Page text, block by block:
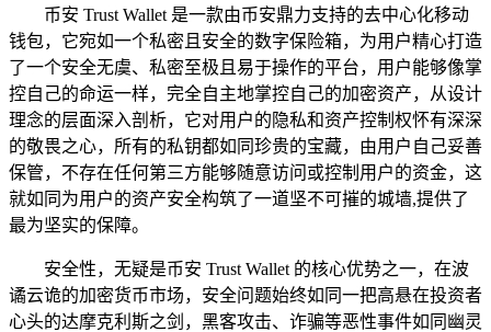
币安 Trust Wallet 是一款由币安鼎力支持的去中心化移动
钱包，它宛如一个私密且安全的数字保险箱，为用户精心打造
了一个安全无虞、私密至极且易于操作的平台，用户能够像掌
控自己的命运一样，完全自主地掌控自己的加密资产，从设计
理念的层面深入剖析，它对用户的隐私和资产控制权怀有深深
的敬畏之心，所有的私钥都如同珍贵的宝藏，由用户自己妥善
保管，不存在任何第三方能够随意访问或控制用户的资金，这
就如同为用户的资产安全构筑了一道坚不可摧的城墙,提供了
最为坚实的保障。
安全性，无疑是币安 Trust Wallet 的核心优势之一，在波
谲云诡的加密货币市场，安全问题始终如同一把高悬在投资者
心头的达摩克利斯之剑，黑客攻击、诈骗等恶性事件如同幽灵